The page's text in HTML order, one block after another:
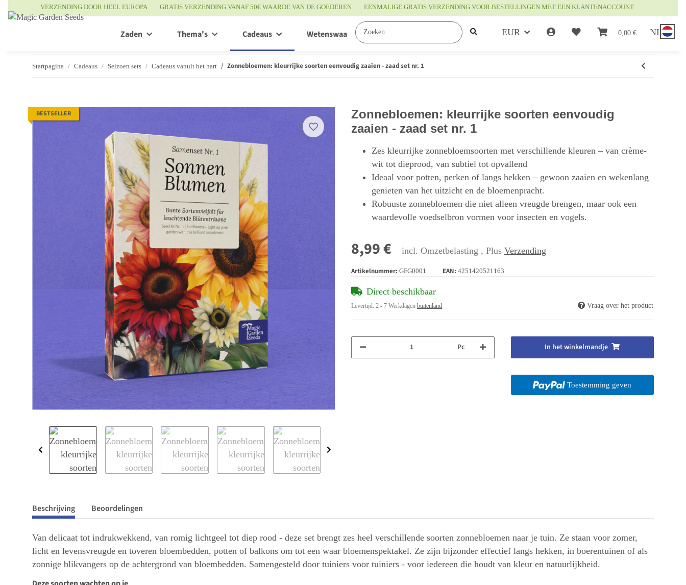
VERZENDING DOOR HEEL EUROPA GRATIS VERZENDING VANAF 50€ WAARDE VAN DE GOEDEREN EENMALIGE GRATIS VERZENDING VOOR BESTELLINGEN MET EEN KLANTENACCOUNT
EUR 0,00 € NL
Zaden Thema's Cadeaus Wetenswaardigheden
Startpagina Cadeaus Seizoen sets Cadeaus vanuit het hart Zonnebloemen: kleurrijke soorten eenvoudig zaaien - zaad set nr. 1
BESTSELLER
Zonnebloemen: kleurrijke soorten eenvoudig
zaaien - zaad set nr. 1
Zes kleurrijke zonnebloemsoorten met verschillende kleuren – van crème-
wit tot dieprood, van subtiel tot opvallend
Ideaal voor potten, perken of langs hekken – gewoon zaaien en wekenlang
genieten van het uitzicht en de bloemenpracht.
Robuuste zonnebloemen die niet alleen vreugde brengen, maar ook een
waardevolle voedselbron vormen voor insecten en vogels.
8,99 € incl. Omzetbelasting , Plus Verzending
Artikelnummer: GFG0001 EAN: 4251420521163
Direct beschikbaar
Levertijd: 2 - 7 Werkdagen buitenland Vraag over het product
Pc In het winkelmandje
Toestemming geven
Beschrijving Beoordelingen
Van delicaat tot indrukwekkend, van romig lichtgeel tot diep rood - deze set brengt zes heel verschillende soorten zonnebloemen naar je tuin. Ze staan voor zomer,
licht en levensvreugde en toveren bloembedden, potten of balkons om tot een waar bloemenspektakel. Ze zijn bijzonder effectief langs hekken, in boerentuinen of als
zonnige blikvangers op de achtergrond van bloembedden. Samengesteld door tuiniers voor tuiniers - voor iedereen die houdt van kleur en natuurlijkheid.